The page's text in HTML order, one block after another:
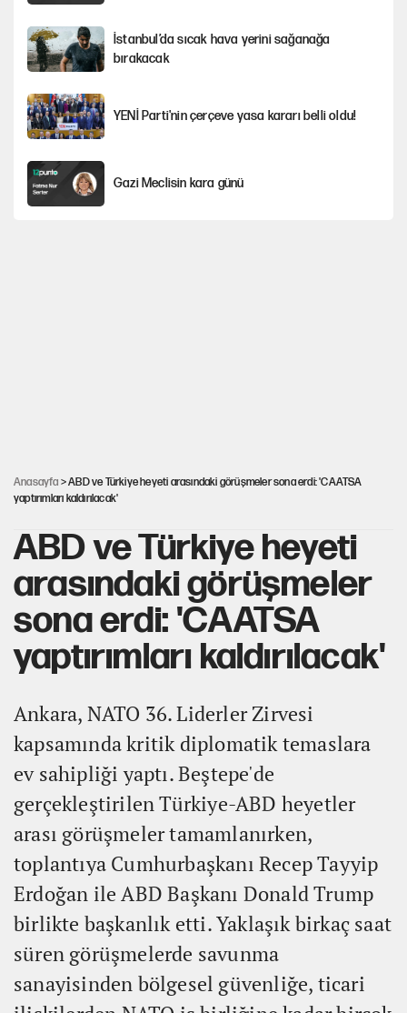
İstanbul’da sıcak hava yerini sağanağa
bırakacak
YENİ Parti'nin çerçeve yasa kararı belli oldu!
Gazi Meclisin kara günü
Anasayfa > ABD ve Türkiye heyeti arasındaki görüşmeler sona erdi: 'CAATSA
yaptırımları kaldırılacak'
ABD ve Türkiye heyeti
arasındaki görüşmeler
sona erdi: 'CAATSA
yaptırımları kaldırılacak'
Ankara, NATO 36. Liderler Zirvesi
kapsamında kritik diplomatik temaslara
ev sahipliği yaptı. Beştepe'de
gerçekleştirilen Türkiye-ABD heyetler
arası görüşmeler tamamlanırken,
toplantıya Cumhurbaşkanı Recep Tayyip
Erdoğan ile ABD Başkanı Donald Trump
birlikte başkanlık etti. Yaklaşık birkaç saat
süren görüşmelerde savunma
sanayisinden bölgesel güvenliğe, ticari